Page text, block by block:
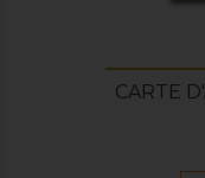
CARTE